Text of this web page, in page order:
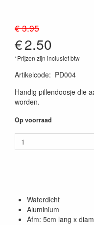
€ 3.95
€2.50
*Prijzen zijn inclusief btw
Artikelcode: PD004
Handig pillendoosje die
worden.
Op voorraad
Waterdicht
Aluminium
Afm: 5cm lang x